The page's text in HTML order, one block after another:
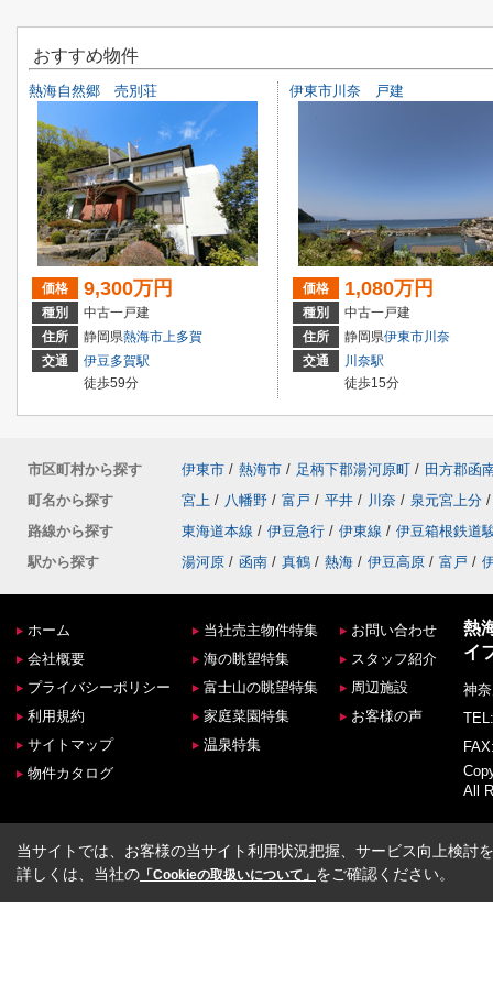
おすすめ物件
熱海自然郷 売別荘
価格 9,300万円
種別
中古一戸建
住所
静岡県熱海市上多賀
交通
伊豆多賀駅
徒歩59分
伊東市川奈 戸建
価格 1,080万円
種別
中古一戸建
住所
静岡県伊東市川奈
交通
川奈駅
徒歩15分
市区町村から探す 伊東市 / 熱海市 / 足柄下郡湯河原町 / 田方郡函
町名から探す
宮上 / 八幡野 / 富戸 / 平井 / 川奈 / 泉元宮上分 /
路線から探す
東海道本線 / 伊豆急行 / 伊東線 / 伊豆箱根鉄道
駅から探す
湯河原 / 函南 / 真鶴 / 熱海 / 伊豆高原 / 富戸 /
ホーム
会社概要
プライバシーポリシー
利用規約
サイトマップ
物件カタログ
当社売主物件特集
海の眺望特集
富士山の眺望特集
家庭菜園特集
温泉特集
お問い合わせ
スタッフ紹介
周辺施設
お客様の声
熱
イ
神
All
当サイトでは、お客様の当サイト利用状況把握、サービス向上検討
詳しくは、当社の 「Cookieの取扱いについて」 をご確認ください。